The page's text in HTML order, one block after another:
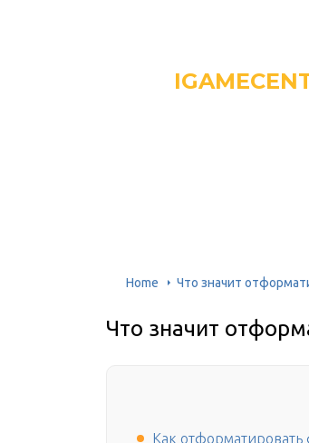
Home Что значит
Что значит
Как отформатировать